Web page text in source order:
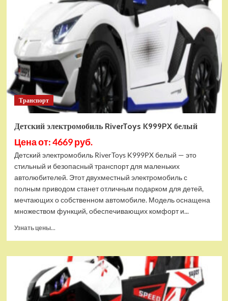
Гуджитсу
и
Гигабивень
Водная
Атака
Транспорт
Детский электромобиль RiverToys K999PX белый
Цена от: 4669 руб.
Детский электромобиль RiverToys K999PX белый — это
стильный и безопасный транспорт для маленьких
автолюбителей. Этот двухместный электромобиль с
полным приводом станет отличным подарком для детей,
мечтающих о собственном автомобиле. Модель оснащена
множеством функций, обеспечивающих комфорт и...
Узнать цены...
Детский
электромобиль
RiverToys
K999PX
белый